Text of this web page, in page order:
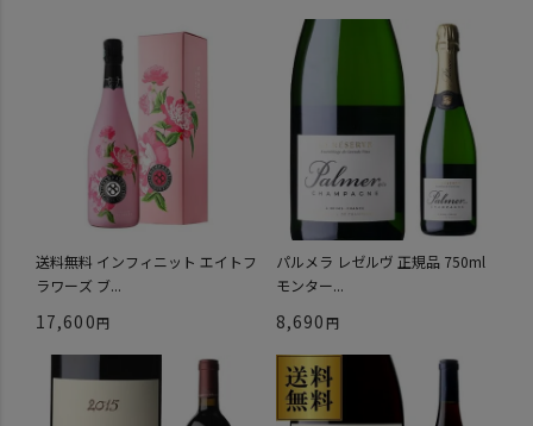
送料無料 インフィニット エイトフ
ラワーズ ブ...
17,600
パルメラ レゼルヴ 正規品 750ml
モンター...
8,690